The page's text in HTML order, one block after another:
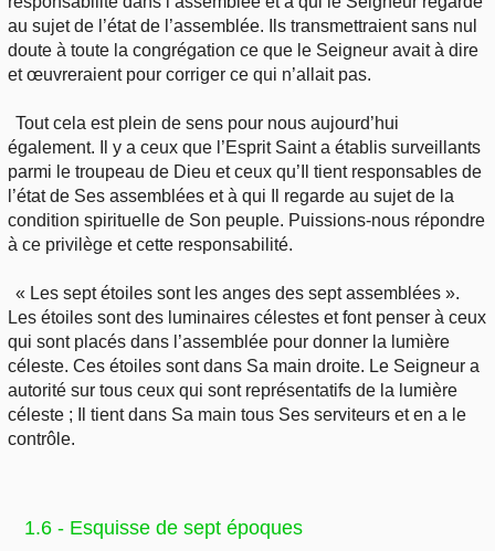
au sujet de l’état de l’assemblée. Ils transmettraient sans nul
doute à toute la congrégation ce que le Seigneur avait à dire
et œuvreraient pour corriger ce qui n’allait pas.
Tout cela est plein de sens pour nous aujourd’hui
également. Il y a ceux que l’Esprit Saint a établis surveillants
parmi le troupeau de Dieu et ceux qu’Il tient responsables de
l’état de Ses assemblées et à qui Il regarde au sujet de la
condition spirituelle de Son peuple. Puissions-nous répondre
à ce privilège et cette responsabilité.
« Les sept étoiles sont les anges des sept assemblées ».
Les étoiles sont des luminaires célestes et font penser à ceux
qui sont placés dans l’assemblée pour donner la lumière
céleste. Ces étoiles sont dans Sa main droite. Le Seigneur a
autorité sur tous ceux qui sont représentatifs de la lumière
céleste ; Il tient dans Sa main tous Ses serviteurs et en a le
contrôle.
1.6 - Esquisse de sept époques